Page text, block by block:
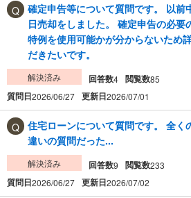
確定申告等について質問です。 以前
日売却をしました。 確定申告の必要
特例を使用可能かが分からないため
だきたいです。
解決済み 回答数4 閲覧数85
質問日2026/06/27 更新日2026/07/01
住宅ローンについて質問です。 全く
違いの質問だった...
解決済み 回答数9 閲覧数233
質問日2026/06/27 更新日2026/07/02